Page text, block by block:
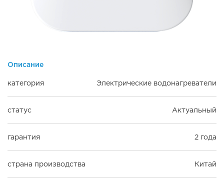
Описание
категория Электрические водонагреватели
статус Актуальный
гарантия 2 года
страна производства Китай